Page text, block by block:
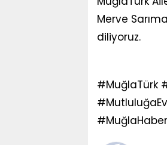
Merve
diliyoruz.
#MuğlaTürk